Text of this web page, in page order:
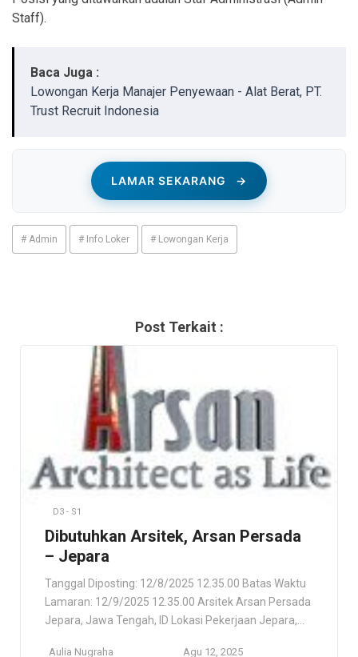
Staff).
Baca Juga :
Lowongan Kerja Manajer Penyewaan - Alat Berat, PT.
Trust Recruit Indonesia
LAMAR SEKARANG →
# Admin # Info Loker # Lowongan Kerja
Post Terkait :
D3 - S1
Dibutuhkan Arsitek, Arsan Persada
– Jepara
Tanggal Diposting: 12/8/2025 12.35.00 Batas Waktu
Lamaran: 12/9/2025 12.35.00 Arsitek Arsan Persada
Jepara, Jawa Tengah, ID Lokasi Pekerjaan Jepara,
Aulia Nugraha Agu 12, 2025